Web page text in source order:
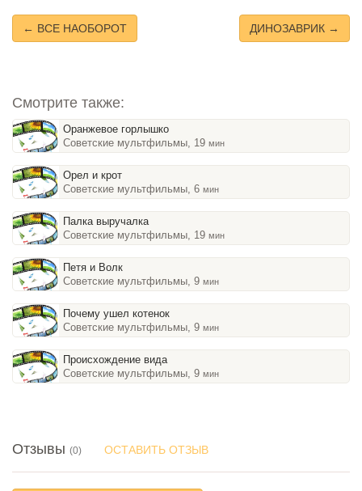
← ВСЕ НАОБОРОТ ДИНОЗАВРИК →
Смотрите также:
Оранжевое горлышко
Советские мультфильмы, 19мин
Орел и крот
Советские мультфильмы, 6мин
Палка выручалка
Советские мультфильмы, 19мин
Петя и Волк
Советские мультфильмы, 9мин
Почему ушел котенок
Советские мультфильмы, 9мин
Происхождение вида
Советские мультфильмы, 9мин
Отзывы (0) ОСТАВИТЬ ОТЗЫВ